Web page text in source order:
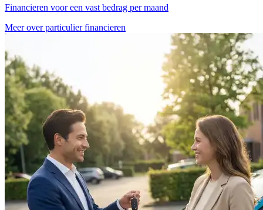
Financieren voor een vast bedrag per maand
Meer over particulier financieren